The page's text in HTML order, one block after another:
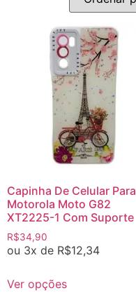
Capinha De Celular Para
Motorola Moto G82
XT2225-1 Com Suporte
R$34,90
ou 3x de R$12,34
Ver opções